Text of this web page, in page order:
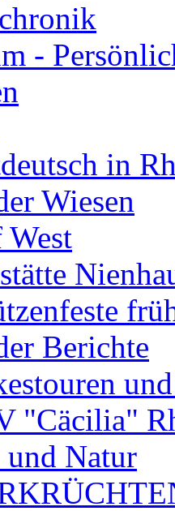
-
in
Wiesen
Berichte
"Cäcilia"
und Natur